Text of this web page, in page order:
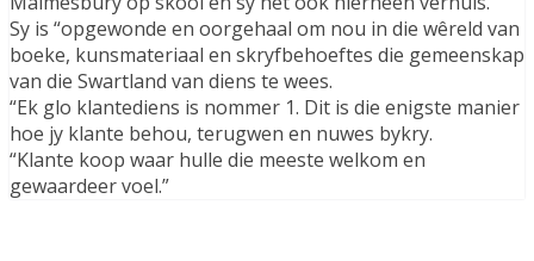
Sy is “opgewonde en oorgehaal om nou in die wêreld van
boeke, kunsmateriaal en skryfbehoeftes die gemeenskap
van die Swartland van diens te wees.
“Ek glo klantediens is nommer 1. Dit is die enigste manier
hoe jy klante behou, terugwen en nuwes bykry.
“Klante koop waar hulle die meeste welkom en
gewaardeer voel.”